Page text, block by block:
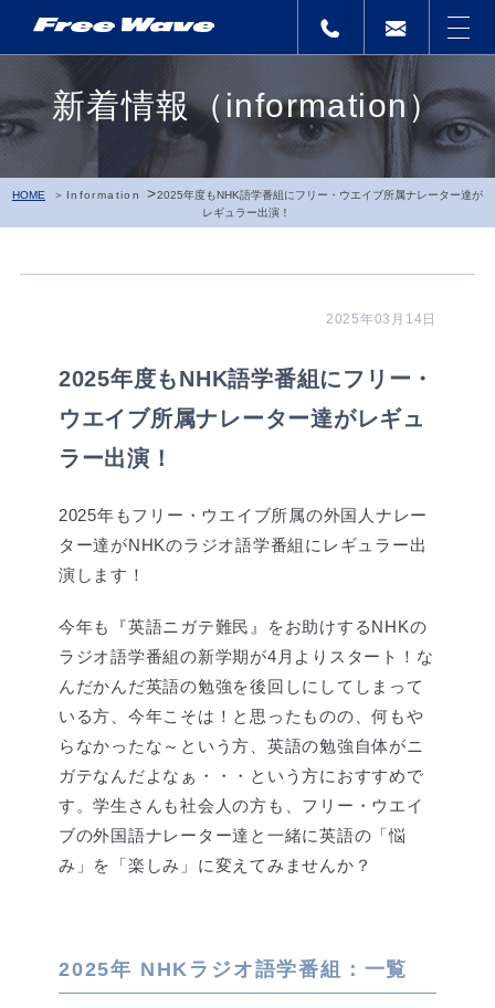
新着情報（information）
HOME Information >2025年度もNHK語学番組にフリー・ウエイブ所属ナレーター達が
レギュラー出演！
2025年03月14日
2025年度もNHK語学番組にフリー・
ウエイブ所属ナレーター達がレギュ
ラー出演！
2025年もフリー・ウエイブ所属の外国人ナレー
ター達がNHKのラジオ語学番組にレギュラー出
演します！
今年も『英語ニガテ難民』をお助けするNHKの
ラジオ語学番組の新学期が4月よりスタート！な
んだかんだ英語の勉強を後回しにしてしまって
いる方、今年こそは！と思ったものの、何もや
らなかったな～という方、英語の勉強自体がニ
ガテなんだよなぁ・・・という方におすすめで
す。学生さんも社会人の方も、フリー・ウエイ
ブの外国語ナレーター達と一緒に英語の「悩
み」を「楽しみ」に変えてみませんか？
2025年 NHKラジオ語学番組：一覧